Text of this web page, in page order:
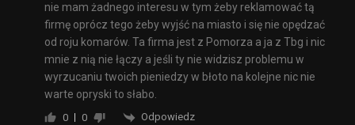
nie mam żadnego interesu w tym żeby reklamować tą
firmę oprócz tego żeby wyjść na miasto i się nie opędzać
od roju komarów. Ta firma jest z Pomorza a ja z Tbg i nic
mnie z nią nie łączy a jeśli ty nie widzisz problemu w
wyrzucaniu twoich pieniedzy w błoto na kolejne nic nie
warte opryski to słabo.
0 0 Odpowiedz